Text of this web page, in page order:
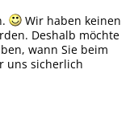
Wir haben keinen
Deshalb möchte
wann Sie beim
uns sicherlich